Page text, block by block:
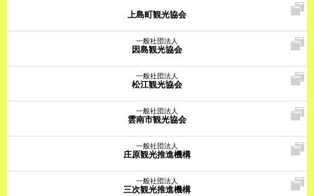
上島町観光協会
一般社団法人
因島観光協会
一般社団法人
松江観光協会
一般社団法人
雲南市観光協会
一般社団法人
庄原観光推進機構
一般社団法人
三次観光推進機構